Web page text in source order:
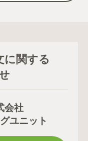
に関する
会社
ユニット